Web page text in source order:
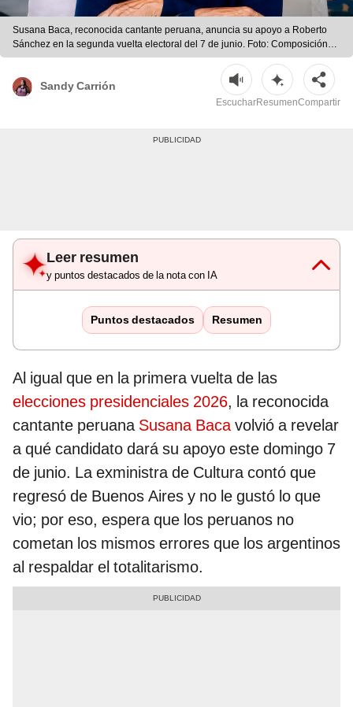
Susana Baca, reconocida cantante peruana, anuncia su apoyo a Roberto
Sánchez en la segunda vuelta electoral del 7 de junio. Foto: Composición
LR/Chatgpt | Foto: Composición LR/Chatgpt
Sandy Carrión
EscucharResumenCompartir
Leer resumen
y puntos destacados de la nota con IA
Puntos destacados Resumen
Al igual que en la primera vuelta de las
elecciones presidenciales 2026, la reconocida
cantante peruana Susana Bacavolvió a revelar
a qué candidato dará su apoyo este domingo 7
de junio. La exministra de Cultura contó que
regresó de Buenos Aires y no le gustó lo que
vio; por eso, espera que los peruanos no
cometan los mismos errores que los argentinos
al respaldar el totalitarismo.